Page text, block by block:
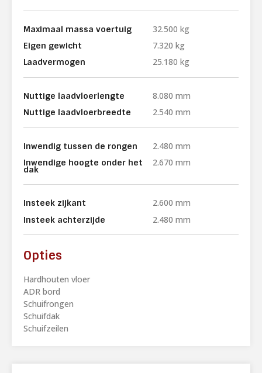
Maximaal massa voertuig 32.500 kg
Eigen gewicht 7.320 kg
Laadvermogen 25.180 kg
Nuttige laadvloerlengte 8.080 mm
Nuttige laadvloerbreedte 2.540 mm
Inwendig tussen de rongen 2.480 mm
Inwendige hoogte onder het
dak
2.670 mm
Insteek zijkant 2.600 mm
Insteek achterzijde 2.480 mm
Opties
Hardhouten vloer
ADR bord
Schuifrongen
Schuifdak
Schuifzeilen